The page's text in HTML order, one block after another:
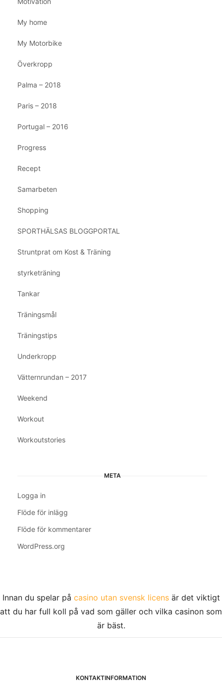
My home
My Motorbike
Överkropp
Palma – 2018
Paris – 2018
Portugal – 2016
Progress
Recept
Samarbeten
Shopping
SPORTHÄLSAS BLOGGPORTAL
Struntprat om Kost & Träning
styrketräning
Tankar
Träningsmål
Träningstips
Underkropp
Vätternrundan – 2017
Weekend
Workout
Workoutstories
META
Logga in
Flöde för inlägg
Flöde för kommentarer
WordPress.org
Innan du spelar på casino utan svensk licensär det viktigt
att du har full koll på vad som gäller och vilka casinon som
är bäst.
KONTAKTINFORMATION